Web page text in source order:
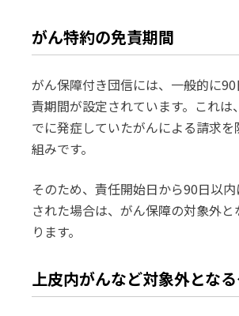
がん特約の免責期間
がん保障付き団信には、一般的に
責期間が設定されています。これは
でに発症していたがんによる請求
組みです。
そのため、責任開始日から90日以
された場合は、がん保障の対象外と
ります。
上皮内がんなど対象外とな